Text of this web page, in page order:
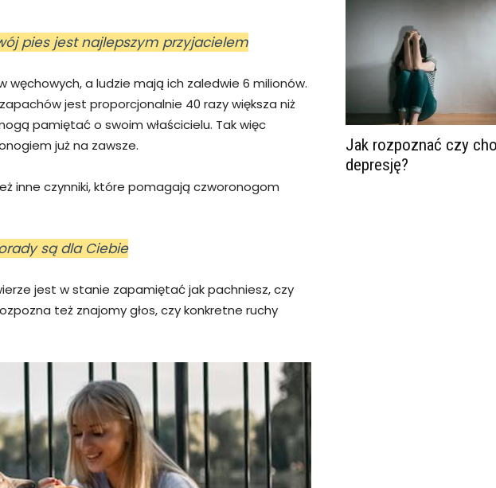
pies jest najlepszym przyjacielem
a ludzie mają ich zaledwie 6 milionów.
jest proporcjonalnie 40 razy większa niż
pamiętać o swoim właścicielu. Tak więc
już na zawsze.
inne czynniki, które pomagają czworonogom
są dla Ciebie
jest w stanie zapamiętać jak pachniesz, czy
też znajomy głos, czy konkretne ruchy
Jak rozpoznać czy
depresję?